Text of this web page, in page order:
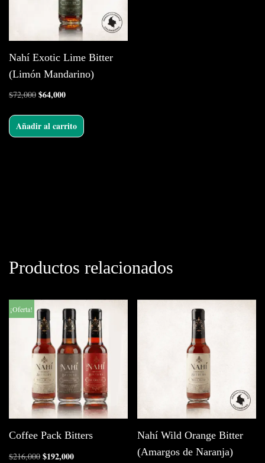
Nahí Exotic Lime Bitter
(Limón Mandarino)
$72,000 $64,000
Añadir al carrito
Productos relacionados
¡Oferta!
Coffee Pack Bitters
$216,000 $192,000
Nahí Wild Orange Bitter
(Amargos de Naranja)